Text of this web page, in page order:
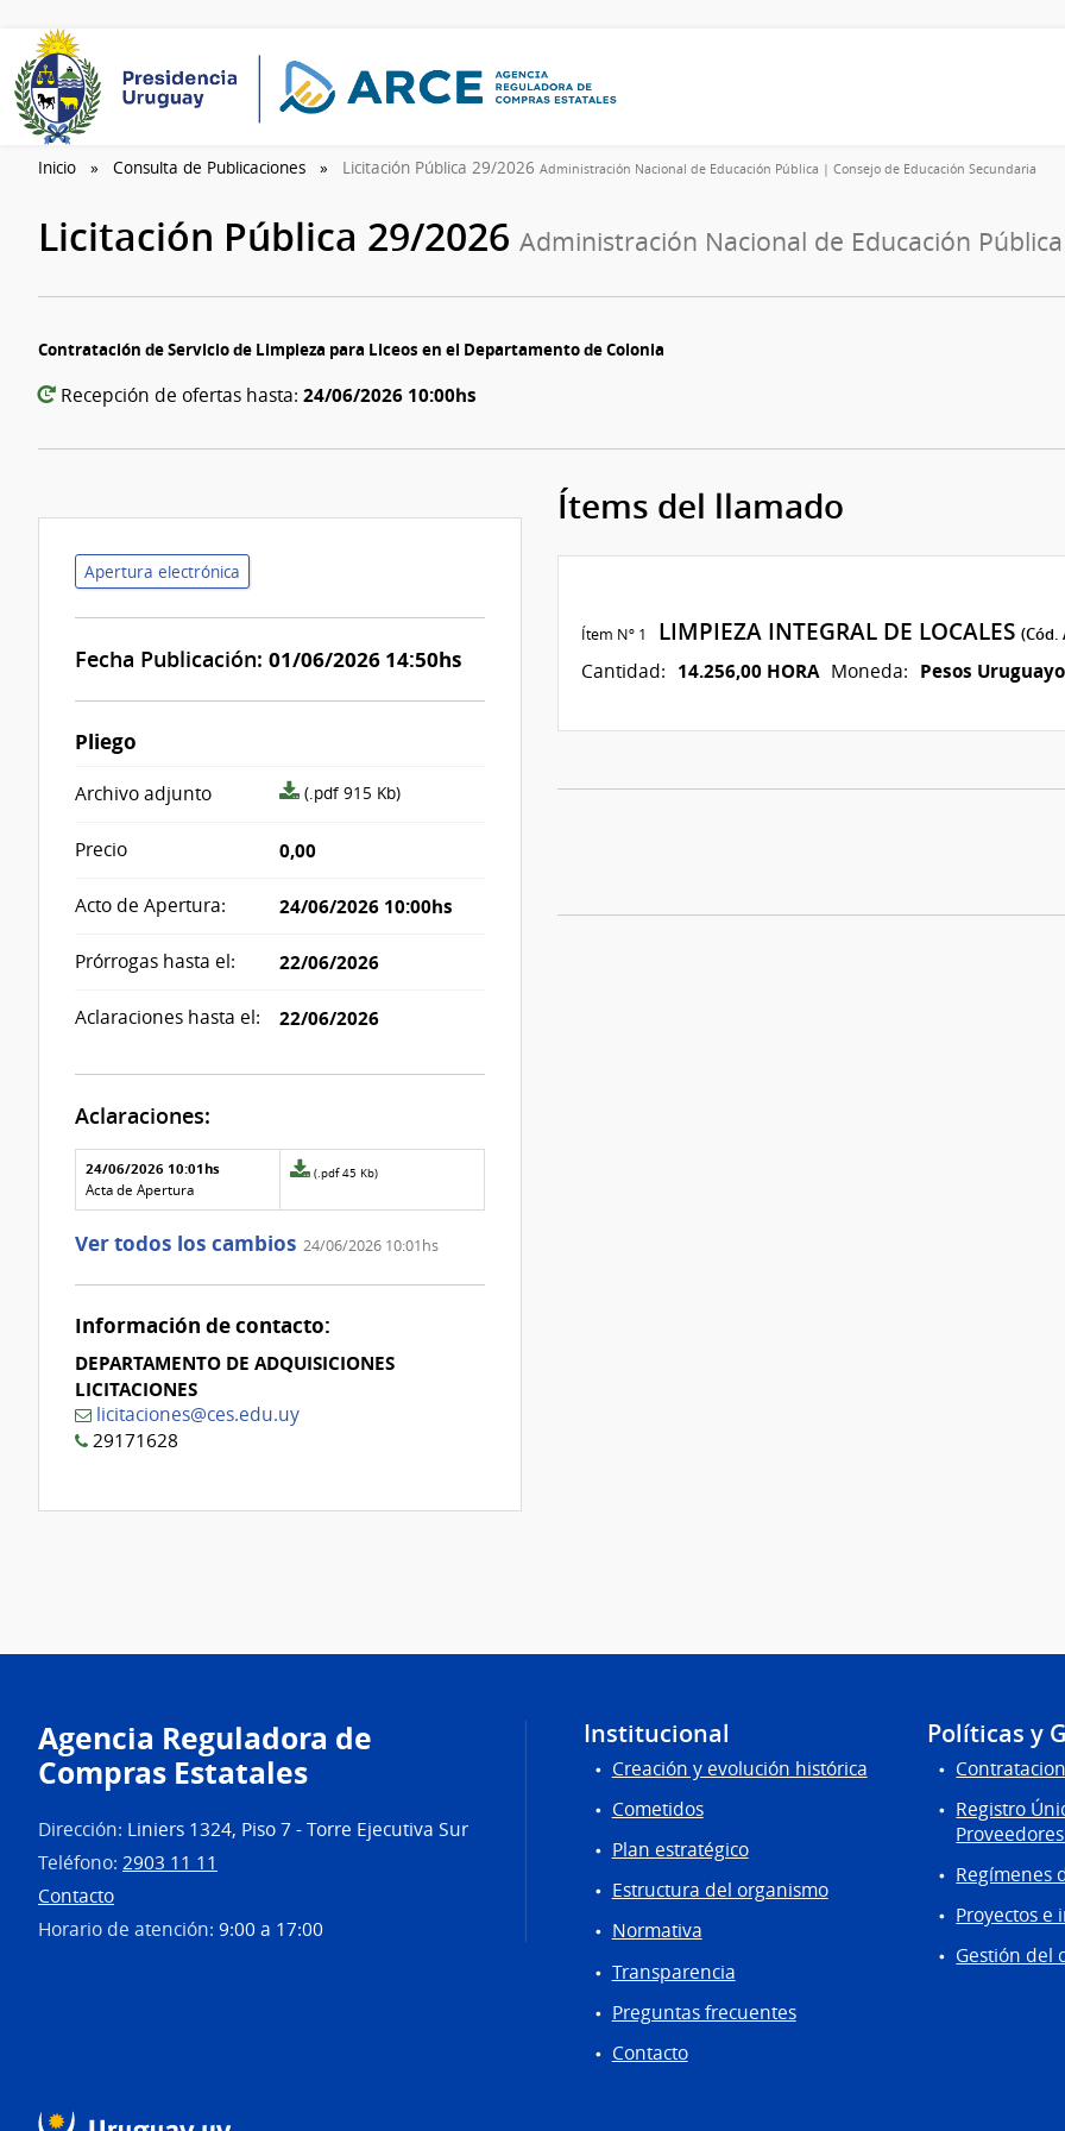
Inicio Consulta de Publicaciones Licitación Pública 29/2026 Administración Nacional de Educación Pública | Consejo de Educación Secundaria
Licitación Pública 29/2026 Administración Nacional de Educación
Contratación de Servicio de Limpieza para Liceos en el Departamento de Colonia
Recepción de ofertas hasta: 24/06/2026 10:00hs
Apertura electrónica
Fecha Publicación: 01/06/2026 14:50hs
Pliego
Archivo adjunto
archivo
(.pdf 915 Kb)
Precio 0,00
Acto de Apertura: 24/06/2026 10:00hs
Prórrogas hasta el: 22/06/2026
Aclaraciones hasta el: 22/06/2026
Aclaraciones:
Aclaraciones del llamado
Fecha y
texto de
la
Archivo
de la
24/06/2026 10:01hs
Acta de Apertura
Archivo
de
aclaración
0
(.pdf 45 Kb)
Ver todos los cambios 24/06/2026 10:01hs
Información de contacto:
DEPARTAMENTO DE ADQUISICIONES
LICITACIONES
licitaciones@ces.edu.uy
29171628
Ítems del llamado
Ítem Nº 1 LIMPIEZA INTEGRAL DE LOCALES (Cód.
Cantidad: 14.256,00 HORA Moneda: Pesos
Agencia Reguladora de
Compras Estatales
Dirección: Liniers 1324, Piso 7 - Torre Ejecutiva Sur
Teléfono: 2903 11 11
Contacto
Horario de atención: 9:00 a 17:00
Institucional
Creación y evolución histórica
Cometidos
Plan estratégico
Estructura del organismo
Normativa
Transparencia
Preguntas frecuentes
Contacto
Políticas y
Registro
Regímenes
Proyectos e
Gestión del